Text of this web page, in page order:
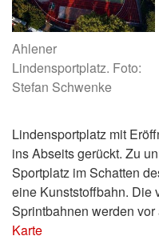
Ahlener
Lindensportplatz. Foto:
Stefan Schwenke
Lindensportplatz mit
ins Abseits gerückt. Zu
Sportplatz im Schatten
eine Kunststoffbahn. Die
Sprintbahnen werden
Karte